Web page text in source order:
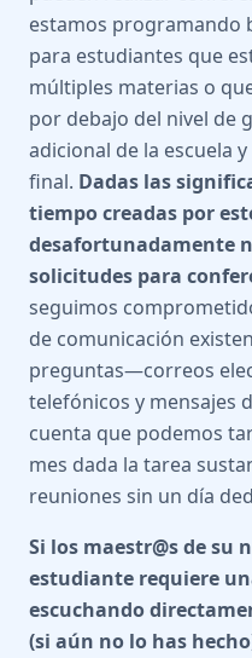
estamos programando
para estudiantes que
múltiples materias o
por debajo del nivel de
adicional de la escuela
final. Dadas las
tiempo creadas por
desafortunadamente
solicitudes para
seguimos
de comunicación
preguntas—correos
telefónicos y mensajes
cuenta que podemos
mes dada la tarea
reuniones sin un día
Si los maestr@s de su
estudiante requiere
escuchando
(si aún no lo has